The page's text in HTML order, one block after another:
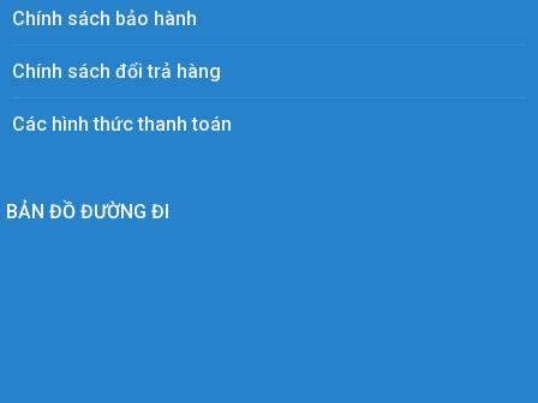
Chính sách bảo hành
Chính sách đổi trả hàng
Các hình thức thanh toán
BẢN ĐỒ ĐƯỜNG ĐI